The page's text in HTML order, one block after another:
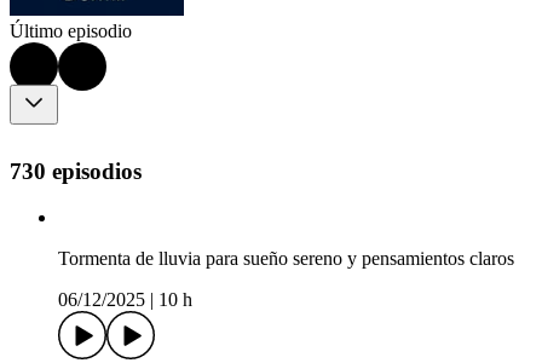
Último episodio
730 episodios
Tormenta de lluvia para sueño sereno y pensamientos claros
06/12/2025
10 h